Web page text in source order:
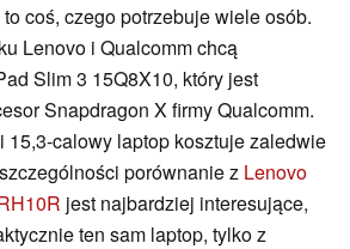
coś, czego potrzebuje wiele osób.
Lenovo i Qualcomm chcą
Slim 3 15Q8X10, który jest
Snapdragon X firmy Qualcomm.
15,3-calowy laptop kosztuje zaledwie
porównanie z Lenovo
jest najbardziej interesujące,
ten sam laptop, tylko z